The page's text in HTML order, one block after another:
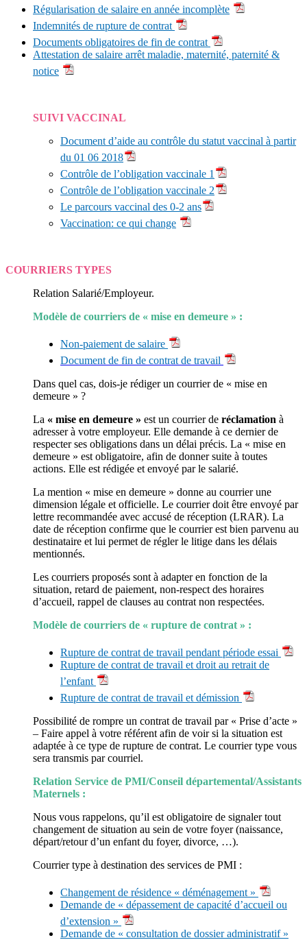
Régularisation de salaire en année incomplète
Indemnités de rupture de contrat
Documents obligatoires de fin de contrat
Attestation de salaire arrêt maladie, maternité, paternité &
notice
SUIVI VACCINAL
Document d’aide au contrôle du statut vaccinal à partir
du 01 06 2018
Contrôle de l’obligation vaccinale 1
Contrôle de l’obligation vaccinale 2
Le parcours vaccinal des 0-2 ans
Vaccination: ce qui change
COURRIERS TYPES
Relation Salarié/Employeur.
Modèle de courriers de « mise en demeure » :
Non-paiement de salaire
Document de fin de contrat de travail
Dans quel cas, dois-je rédiger un courrier de « mise en
demeure » ?
La « mise en demeure » est un courrier de réclamation à
adresser à votre employeur. Elle demande à ce dernier de
respecter ses obligations dans un délai précis. La « mise en
demeure » est obligatoire, afin de donner suite à toutes
actions. Elle est rédigée et envoyé par le salarié.
La mention « mise en demeure » donne au courrier une
dimension légale et officielle. Le courrier doit être envoyé par
lettre recommandée avec accusé de réception (LRAR). La
date de réception confirme que le courrier est bien parvenu au
destinataire et lui permet de régler le litige dans les délais
mentionnés.
Les courriers proposés sont à adapter en fonction de la
situation, retard de paiement, non-respect des horaires
d’accueil, rappel de clauses au contrat non respectées.
Modèle de courriers de « rupture de contrat » :
Rupture de contrat de travail pendant période essai
Rupture de contrat de travail et droit au retrait de
l’enfant
Rupture de contrat de travail et démission
Possibilité de rompre un contrat de travail par « Prise d’acte »
– Faire appel à votre référent afin de voir si la situation est
adaptée à ce type de rupture de contrat. Le courrier type vous
sera transmis par courriel.
Relation Service de PMI/Conseil départemental/Assistants
Maternels :
Nous vous rappelons, qu’il est obligatoire de signaler tout
changement de situation au sein de votre foyer (naissance,
départ/retour d’un enfant du foyer, divorce, …).
Courrier type à destination des services de PMI :
Changement de résidence « déménagement »
Demande de « dépassement de capacité d’accueil ou
d’extension »
Demande de « consultation de dossier administratif »